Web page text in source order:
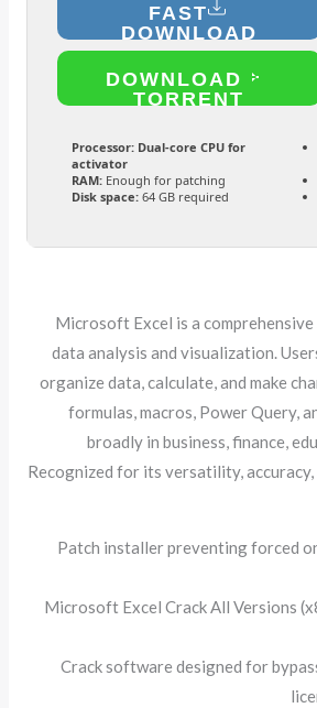
FAST
DOWNLOAD
DOWNLOAD
TORRENT
Processor:Dual-core CPU for
activator
RAM:Enough for patching
Disk space:64 GB required
Microsoft Excel is a
data analysis and visualization.
organize data, calculate, and make
formulas, macros, Power Query,
broadly in business, finance,
Recognized for its versatility,
Patch installer preventing forced
Microsoft Excel Crack All Versions
Crack software designed for